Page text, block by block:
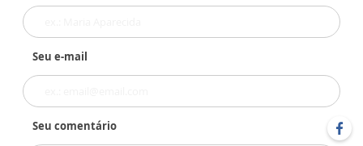
Seu e-mail
Seu comentário